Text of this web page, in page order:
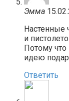
Эмма
Настенные
и
Потому
идею
Ответить